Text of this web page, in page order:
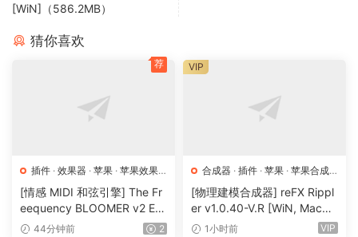
[WiN]（586.2MB）
猜你喜欢
插件 · 效果器 · 苹果 · 苹果效果
器
[情感 MIDI 和弦引擎] The Fr
eequency BLOOMER v2 Em
otional Chord Engine [WiN,
44分钟前 2
荐
合成器 · 插件 · 苹果 · 苹果合成
器
[物理建模合成器] reFX Rippl
er v1.0.40-V.R [WiN, MacO
SX]（55MB）
1小时前 VIP
VIP